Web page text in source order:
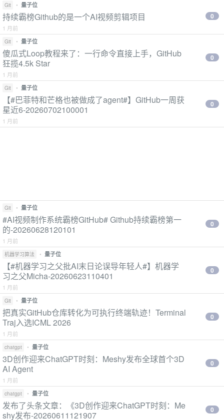
Git • 量子位
持续霸榜Github的是一个AI视频剪辑项目
1 月前
0
Git • 量子位
傻瓜式Loop教程来了：一行命令直接上手，GitHub
狂揽4.5k Star
1 月前
0
Git • 量子位
【#巴菲特和芒格也被做成了agent#】GitHub一周获
星近6-20260702100001
1 月前
0
Git • 量子位
#AI视频制作系统霸榜GitHub# Github持续霸榜第一
的-20260628120101
1 月前
0
机器学习算法 • 量子位
【#机器学习之父批AI末日论误导年轻人#】机器学
习之父Micha-20260623110401
1 月前
0
Git • 量子位
把真实GitHub仓库转化为可执行终端轨迹！Terminal
Traj入选ICML 2026
1 月前
0
chatgpt • 量子位
3D创作迎来ChatGPT时刻：Meshy发布全球首个3D
AI Agent
1 月前
0
chatgpt • 量子位
发布了头条文章：《3D创作迎来ChatGPT时刻：Me
shy发布-20260611121907
0